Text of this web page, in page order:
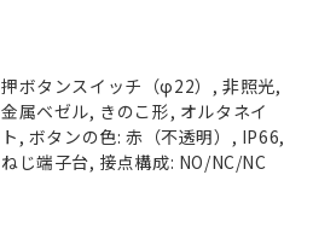
押ボタンスイッチ（φ22）, 非照光,
金属ベゼル, きのこ形, オルタネイ
ト, ボタンの色: 赤（不透明）, IP66,
ねじ端子台, 接点構成: NO/NC/NC